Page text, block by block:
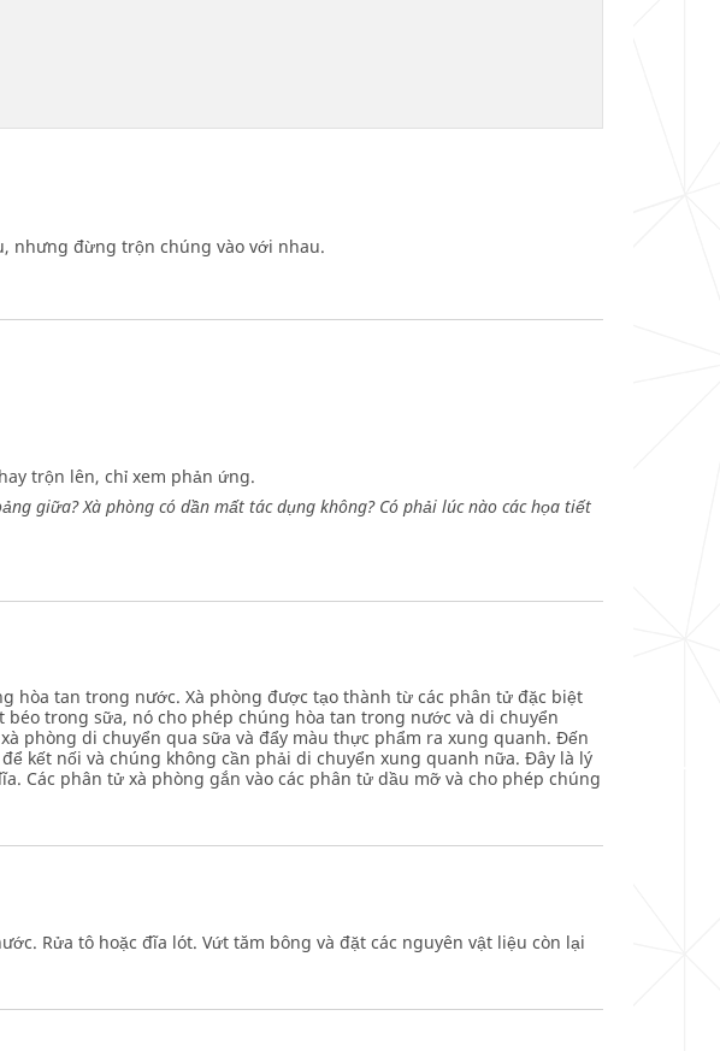
nhưng đừng trộn chúng vào với nhau.
trộn lên, chỉ xem phản ứng.
giữa? Xà phòng có dần mất tác dụng không? Có phải lúc nào các họa tiết
hòa tan trong nước. Xà phòng được tạo thành từ các phân tử đặc biệt
trong sữa, nó cho phép chúng hòa tan trong nước và di chuyển
phòng di chuyển qua sữa và đẩy màu thực phẩm ra xung quanh. Đến
kết nối và chúng không cần phải di chuyển xung quanh nữa. Đây là lý
Các phân tử xà phòng gắn vào các phân tử dầu mỡ và cho phép chúng
Rửa tô hoặc đĩa lót. Vứt tăm bông và đặt các nguyên vật liệu còn lại